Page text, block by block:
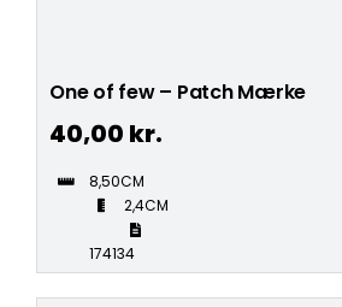
One of few – Patch Mærke
40,00 kr.
8,50CM
2,4CM
174134